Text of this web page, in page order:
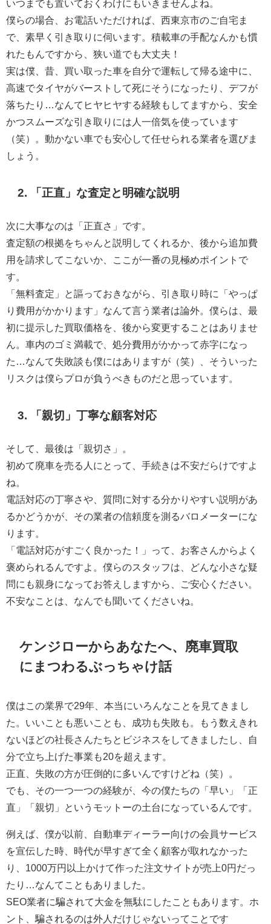
いつまでも置いておくわけにもいきませんよね。
僕らの場合、お電話いただければ、西東京市のご自宅ま
で、素早く引き取りに伺います。積載車の手配なんかも慣
れたもんですから、狭い道でも大丈夫！
実は僕、昔、買い取った車を自分で運転して帰る途中に、
高速でタイヤがバーストして死にそうになったり、デフが
落ちたり…なんてヒヤヒヤする経験もしてますから、安全
かつスムーズな引き取りには人一倍気を使っています
（笑）。動かない車でも安心して任せられる業者を選びま
しょう。
2. 「正直」な査定と明確な説明
次に大事なのは「正直さ」です。
査定額の根拠をちゃんと説明してくれるか、後から追加費
用を請求してこないか、ここが一番の見極めポイントで
す。
「無料査定」と謳っておきながら、引き取り時に「やっぱ
り費用がかかります」なんて言う業者は論外。僕らは、最
初に提示した買取価格を、後から変更することはありませ
ん。車内のゴミ満載で、処分費用がかかって赤字になっ
た…なんて失敗談も僕にはありますが（笑）、そういった
リスクは僕らプロが負うべきものだと思っています。
3. 「親切」丁寧な顧客対応
そして、最後は「親切さ」。
初めて廃車を売る人にとって、手続きは不安だらけですよ
ね。
電話対応の丁寧さや、質問に対する分かりやすい説明があ
るかどうかが、その業者の信頼度を測るバロメーターにな
ります。
「電話対応がすごく良かった！」って、お客さんからよく
褒められるんですよ。僕らのスタッフは、どんな小さな疑
問にも親身になってお答えしますから、ご安心ください。
不安なことは、なんでも聞いてくださいね。
ケンジローからあなたへ、廃車買取
にまつわるぶっちゃけ話
僕はこの業界で29年、本当にいろんなことを見てきまし
た。いいことも悪いことも、成功も失敗も。もう数えきれ
ないほどの社長さんたちとビジネスをしてきましたし、自
分で立ち上げた事業も20を超えます。
正直、失敗の方が圧倒的に多いんですけどね（笑）。
でも、その一つ一つの経験が、今の僕たちの「早い」「正
直」「親切」というモットーの土台になっているんです。
例えば、僕が以前、自動車ディーラー向けの会員サービス
を宣伝した時、時代が早すぎて全く顧客が取れなかった
り、1000万円以上かけて作った注文サイトが売上0円だっ
たり…なんてこともありました。
SEO業者に騙されて大金を無駄にしたこともあります。ホ
ント、騙されるのは外人だけじゃないってことです